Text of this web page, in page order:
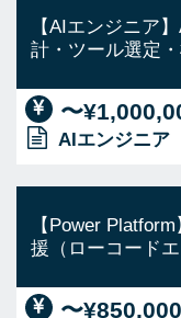
【AIエンジニア
計・ツール選定
〜
AIエンジニア
【Power
援（ローコード
〜¥850,000